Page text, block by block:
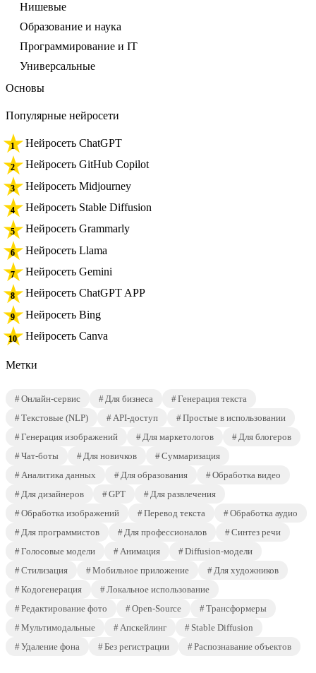
Нишевые
Образование и наука
Программирование и IT
Универсальные
Основы
Популярные нейросети
Нейросеть ChatGPT
Нейросеть GitHub Copilot
Нейросеть Midjourney
Нейросеть Stable Diffusion
Нейросеть Grammarly
Нейросеть Llama
Нейросеть Gemini
Нейросеть ChatGPT APP
Нейросеть Bing
Нейросеть Canva
Метки
Онлайн-сервис Для бизнеса
Генерация текста
Текстовые (NLP)
API-доступ
Простые в использовании
Генерация изображений
Для маркетологов
Для блогеров
Чат-боты
Для новичков
Суммаризация
Аналитика данных
Для образования
Обработка видео
Для дизайнеров
GPT
Для развлечения
Обработка изображений
Перевод текста
Обработка аудио
Для программистов
Для профессионалов
Синтез речи
Голосовые модели
Анимация
Diffusion-модели
Стилизация
Мобильное приложение
Для художников
Кодогенерация
Локальное использование
Редактирование фото
Open-Source
Трансформеры
Мультимодальные
Апскейлинг
Stable Diffusion
Удаление фона
Без регистрации Распознавание объектов